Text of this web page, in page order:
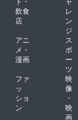
飲食
店
レ
ン
ジ
アニ
メ・
漫画
ス
ポ
ー
ツ
ファ
ッ
ショ
ン
映
像
・
映
画